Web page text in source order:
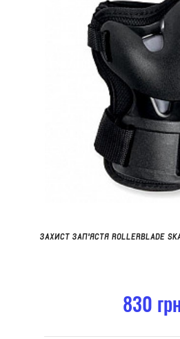
ЗАХИСТ ЗАП'ЯСТЯ ROLLERBLADE
830